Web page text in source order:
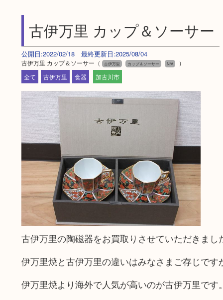
古伊万里 カップ＆ソーサー
公開日:2022/02/18 最終更新日:2025/08/04
古伊万里 カップ＆ソーサー（ 古伊万里 カップ＆ソーサー N/A
）
全て
古伊万里 食器 加古川市
古伊万里の陶磁器をお買取りさせていただきまし
伊万里焼と古伊万里の違いはみなさまご存じです
伊万里焼より海外で人気が高いのが古伊万里です。